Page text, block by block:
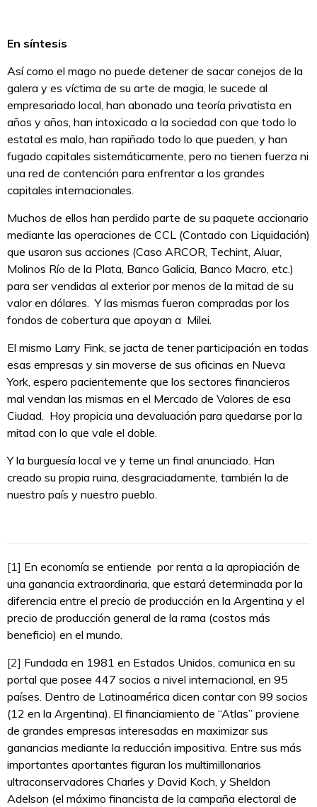
En síntesis
Así como el mago no puede detener de sacar conejos de la
galera y es víctima de su arte de magia, le sucede al
empresariado local, han abonado una teoría privatista en
años y años, han intoxicado a la sociedad con que todo lo
estatal es malo, han rapiñado todo lo que pueden, y han
fugado capitales sistemáticamente, pero no tienen fuerza ni
una red de contención para enfrentar a los grandes
capitales internacionales.
Muchos de ellos han perdido parte de su paquete accionario
mediante las operaciones de CCL (Contado con Liquidación)
que usaron sus acciones (Caso ARCOR, Techint, Aluar,
Molinos Río de la Plata, Banco Galicia, Banco Macro, etc.)
para ser vendidas al exterior por menos de la mitad de su
valor en dólares. Y las mismas fueron compradas por los
fondos de cobertura que apoyan a Milei.
El mismo Larry Fink, se jacta de tener participación en todas
esas empresas y sin moverse de sus oficinas en Nueva
York, espero pacientemente que los sectores financieros
mal vendan las mismas en el Mercado de Valores de esa
Ciudad. Hoy propicia una devaluación para quedarse por la
mitad con lo que vale el doble.
Y la burguesía local ve y teme un final anunciado. Han
creado su propia ruina, desgraciadamente, también la de
nuestro país y nuestro pueblo.
[1] En economía se entiende por renta a la apropiación de
una ganancia extraordinaria, que estará determinada por la
diferencia entre el precio de producción en la Argentina y el
precio de producción general de la rama (costos más
beneficio) en el mundo.
[2] Fundada en 1981 en Estados Unidos, comunica en su
portal que posee 447 socios a nivel internacional, en 95
países. Dentro de Latinoamérica dicen contar con 99 socios
(12 en la Argentina). El financiamiento de “Atlas” proviene
de grandes empresas interesadas en maximizar sus
ganancias mediante la reducción impositiva. Entre sus más
importantes aportantes figuran los multimillonarios
ultraconservadores Charles y David Koch, y Sheldon
Adelson (el máximo financista de la campaña electoral de